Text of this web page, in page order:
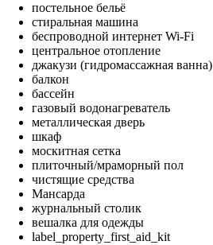
постельное бельё
стиральная машина
беспроводной интернет Wi-Fi
центральное отопление
джакузи (гидромассажная ванна)
балкон
бассейн
газовый водонагреватель
металлическая дверь
шкаф
москитная сетка
плиточный/мраморный пол
чистящие средства
Мансарда
журнальный столик
вешалка для одежды
label_property_first_aid_kit